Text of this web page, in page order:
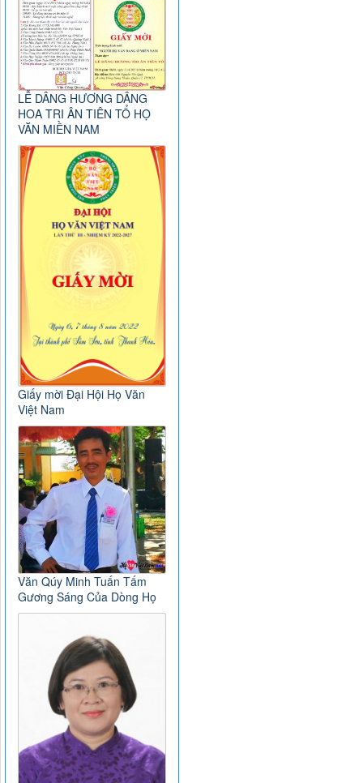
LỄ DÂNG HƯƠNG DÂNG
HOA TRI ÂN TIÊN TỔ HỌ
VĂN MIỀN NAM
Giấy mời Đại Hội Họ Văn
Việt Nam
Văn Qúy Minh Tuấn Tấm
Gương Sáng Của Dòng Họ